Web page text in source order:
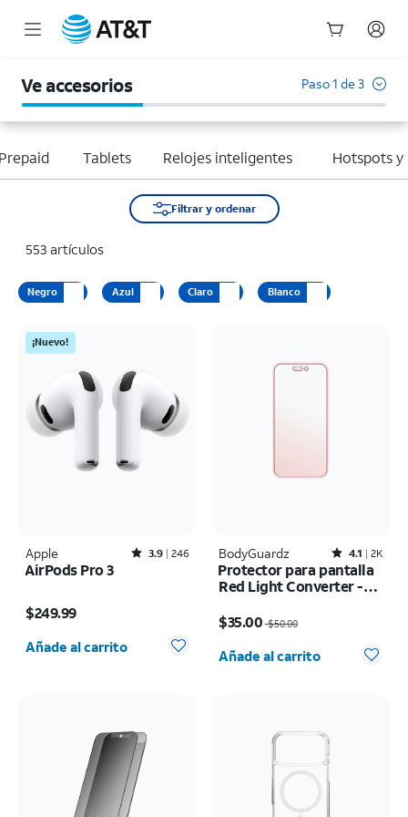
Ve accesorios Paso 1 de 3
Tablets Relojes inteligentes Hotspots y
Filtrar y ordenar
553 artículos
Negro Azul Claro Blanco
¡Nuevo!
Apple Rated3.9out of 5 stars with246reviews
3.9 246
AirPods Pro 3
$249.99
Cantidad seleccionada: 0
Añade al carrito
BodyGuardz Rated4.1out of 5 stars with2522reviews
4.1 2K
Protector para pantalla
Red Light Converter -
Pro Max
$35.00$50.00
Cantidad seleccionada: 0
Añade al carrito